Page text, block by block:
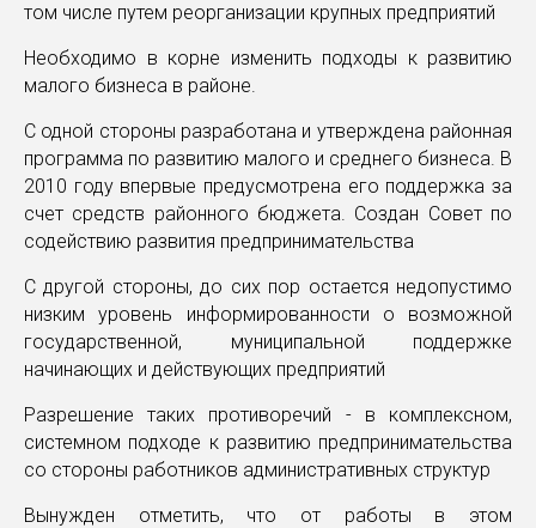
том числе путем реорганизации крупных предприятий
Необходимо в корне изменить подходы к развитию
малого бизнеса в районе.
С одной стороны разработана и утверждена районная
программа по развитию малого и среднего бизнеса. В
2010 году впервые предусмотрена его поддержка за
счет средств районного бюджета. Создан Совет по
содействию развития предпринимательства
С другой стороны, до сих пор остается недопустимо
низким уровень информированности о возможной
государственной, муниципальной поддержке
начинающих и действующих предприятий
Разрешение таких противоречий - в комплексном,
системном подходе к развитию предпринимательства
со стороны работников административных структур
Вынужден отметить, что от работы в этом